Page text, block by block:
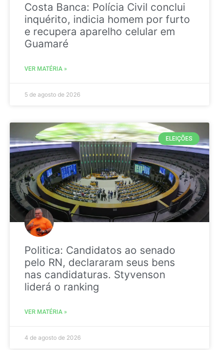
Costa Banca: Polícia Civil conclui
inquérito, indicia homem por furto
e recupera aparelho celular em
Guamaré
VER MATÉRIA »
5 de agosto de 2026
ELEIÇÕES
Politica: Candidatos ao senado
pelo RN, declararam seus bens
nas candidaturas. Styvenson
liderá o ranking
VER MATÉRIA »
4 de agosto de 2026